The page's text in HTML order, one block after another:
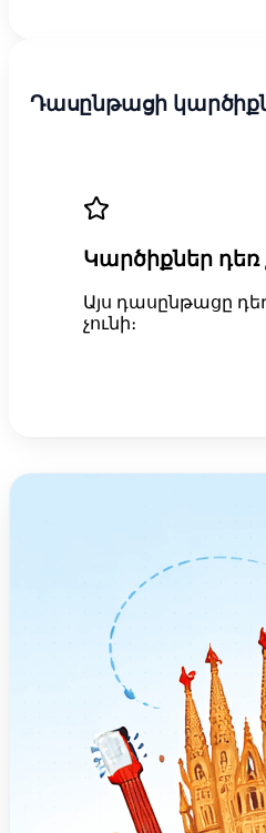
Դասընթացի
Կարծիքներ դեռ
Այս դասընթացը
չունի։